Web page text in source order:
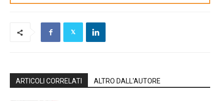
ARTICOLI CORRELATI ALTRO DALL'AUTORE